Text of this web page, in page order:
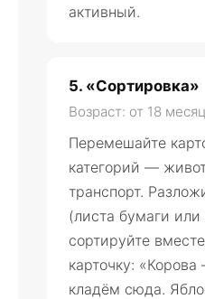
активный.
5. «Сортировка»
Возраст: от 18
Перемешайте
категорий —
транспорт.
(листа бумаги или
сортируйте
карточку:
кладём сюда.